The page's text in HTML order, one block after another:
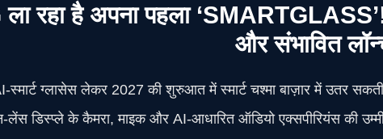
रहा है अपना पहला
और संभावित
ग्लासेस लेकर 2027 की शुरुआत में स्मार्ट चश्मा बाज़ार में उतर
डिस्प्ले के कैमरा, माइक और AI‑आधारित ऑडियो एक्सपीरियंस की